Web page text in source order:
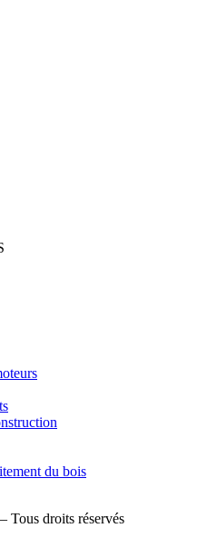
du bois
droits réservés